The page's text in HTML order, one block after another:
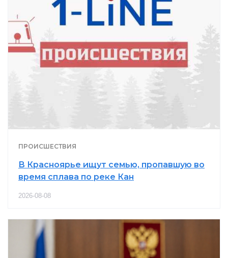
ПРОИСШЕСТВИЯ
В Красноярье ищут семью, пропавшую во
время сплава по реке Кан
2026-08-08